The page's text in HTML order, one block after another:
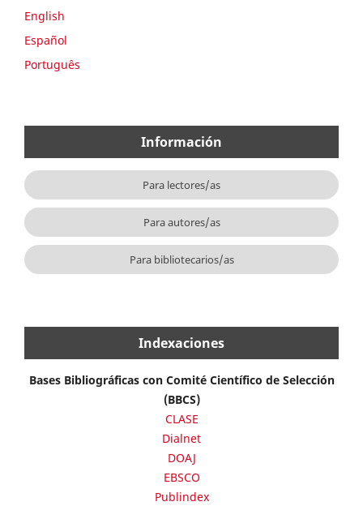
English
Español
Português
Información
Para lectores/as
Para autores/as
Para bibliotecarios/as
Indexaciones
Bases Bibliográficas con Comité Científico de Selección
(BBCS)
CLASE
Dialnet
DOAJ
EBSCO
Publindex